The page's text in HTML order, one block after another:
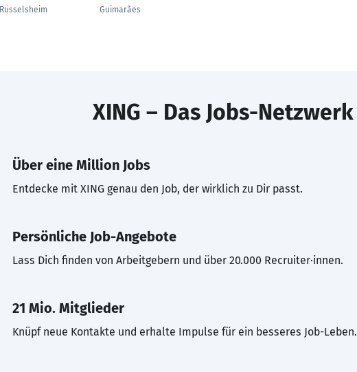
Rüsselsheim
Guimarães
XING – Das Jobs-Netzwerk
Über eine Million Jobs
Entdecke mit XING genau den Job, der wirklich zu Dir passt.
Persönliche Job-Angebote
Lass Dich finden von Arbeitgebern und über 20.000 Recruiter·innen.
21 Mio. Mitglieder
Knüpf neue Kontakte und erhalte Impulse für ein besseres Job-Leben.